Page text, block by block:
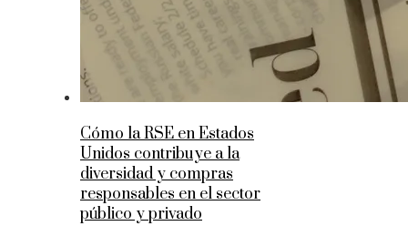
Cómo la RSE en Estados
Unidos contribuye a la
diversidad y compras
responsables en el sector
público y privado